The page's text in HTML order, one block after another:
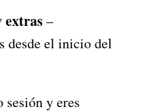
extras–
desde el inicio del
y eres